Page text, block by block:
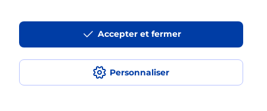
Personnaliser
Accepter et fermer
Accessibilité : partiellement conforme
Conditions contractuelles
Mentions légales